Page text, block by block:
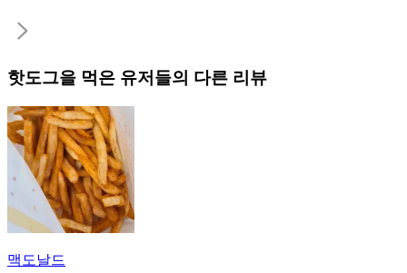
핫도그을 먹은 유저들의 다른 리뷰
맥도날드